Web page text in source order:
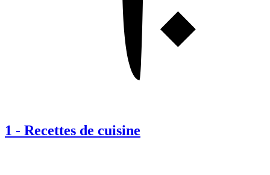
1 - Recettes de cuisine